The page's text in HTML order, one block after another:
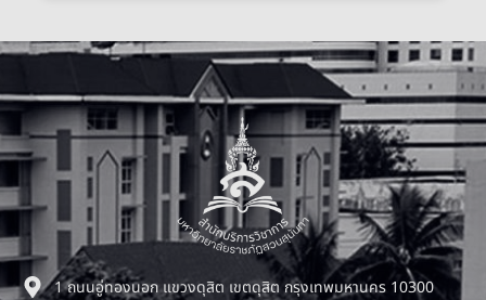
1 ถนนอู่ทองนอก แขวงดุสิต เขตดุสิต กรุงเทพมหานคร 10300